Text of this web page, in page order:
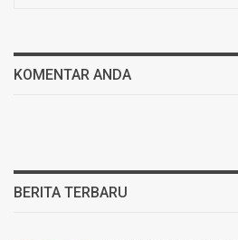
KOMENTAR ANDA
BERITA TERBARU